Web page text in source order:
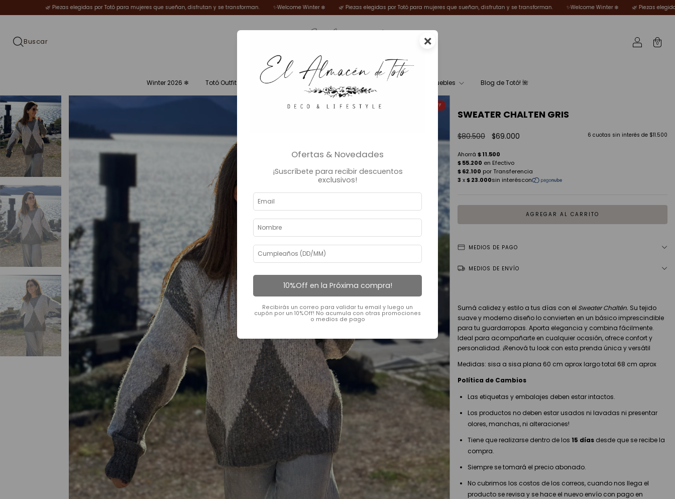
por Totó para mujeres que sueñan, disfrutan y se transforman. ✨Welcome Winter ❄️ 🌿 Piezas elegidas por Totó para mujeres que sueñan, disfrutan y se transforman. ✨Welcome Winter ❄️ 🌿 Piezas elegidas por Totó para mujeres que
0
Winter 2026 ❄︎ Totó Outfits Fragancias Iluminación Muebles Blog de Totó! 🌺
OFF
SWEATER CHALTEN GRIS
$80.500 $69.000 6 cuotas sin interés de $11.500
MEDIOS DE PAGO
MEDIOS DE ENVÍO
Sumá calidez y estilo a tus días con el Sweater Chaltén. Su tejido
suave y moderno diseño lo convierten en un básico imprescindible
para tu guardarropas. Aporta elegancia y combina fácilmente.
Ideal para acompañarte en cualquier ocasión, ofrece confort y
personalidad. ¡Renová tu look con esta prenda única y versátil
Medidas: sisa a sisa plana 60 cm aprox largo total 68 cm aprox
Política de Cambios
Las etiquetas y embalajes deben estar intactos.
Los productos no deben estar usados ni lavadas ni presentar
olores, manchas, ni alteraciones!
Tiene que realizarse dentro de los 15 días desde que se recibe la
compra.
Siempre se tomará el precio abonado.
No cubrimos los costos de los correos, cuando nos llega el
producto se revisa y se hace el nuevo envío con pago en
×
Ofertas & Novedades
¡Suscríbete para recibir descuentos
exclusivos!
10%Off en la Próxima compra!
Recibirás un correo para validar tu email y luego un
cupón por un 10%Off! No acumula con otras promociones
o medios de pago